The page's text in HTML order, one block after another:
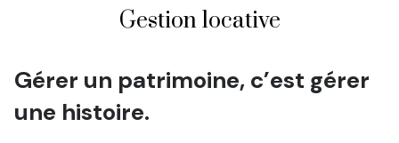
Gestion locative
Gérer un patrimoine, c’est gérer
une histoire.